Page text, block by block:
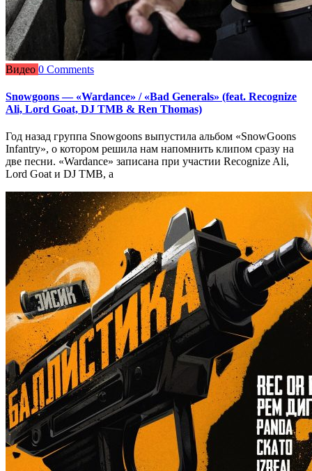
Видео 0 Comments
Snowgoons — «Wardance» / «Bad Generals» (feat. Recognize
Ali, Lord Goat, DJ TMB & Ren Thomas)
Год назад группа Snowgoons выпустила альбом «SnowGoons
Infantry», о котором решила нам напомнить клипом сразу на
две песни. «Wardance» записана при участии Recognize Ali,
Lord Goat и DJ TMB, а